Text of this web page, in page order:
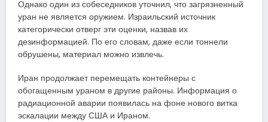
Однако один из собеседников уточнил, что загрязненный
уран не является оружием. Израильский источник
категорически отверг эти оценки, назвав их
дезинформацией. По его словам, даже если тоннели
обрушены, материал можно извлечь.
Иран продолжает перемещать контейнеры с
обогащенным ураном в другие районы. Информация о
радиационной аварии появилась на фоне нового витка
эскалации между США и Ираном.